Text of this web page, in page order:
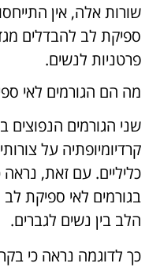
שורות אלה, אין
ספיקת לב להבדלים
פרטניות לנשים.
מה הם הגורמים לאי
שני הגורמים הנפוצים
קרדיומיופתיה על
כליליים. עם זאת,
בגורמים לאי ספיקת
הלב בין נשים לגברים.
כך לדוגמה נראה כי